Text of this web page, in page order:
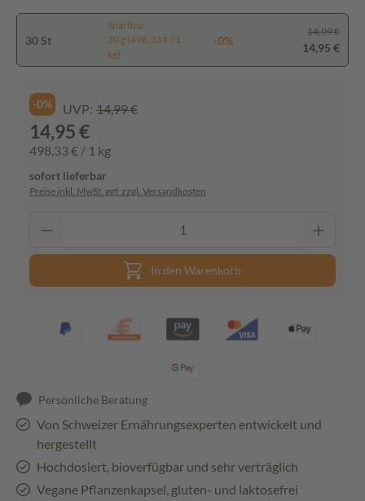
30 St
Spartipp
30 g (498,33 € / 1
kg)
-0%
14,99 €
14,95 €
-0% UVP: 14,99 €
14,95 €
498,33 € / 1 kg
sofort lieferbar
Preise inkl. MwSt. ggf. zzgl. Versandkosten
In den Warenkorb
Persönliche Beratung
Von Schweizer Ernährungsexperten entwickelt und
hergestellt
Hochdosiert, bioverfügbar und sehr verträglich
Vegane Pflanzenkapsel, gluten- und laktosefrei